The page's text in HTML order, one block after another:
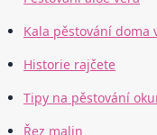
Kala pěstování doma
Historie rajčete
Tipy na pěstování
Řez malin